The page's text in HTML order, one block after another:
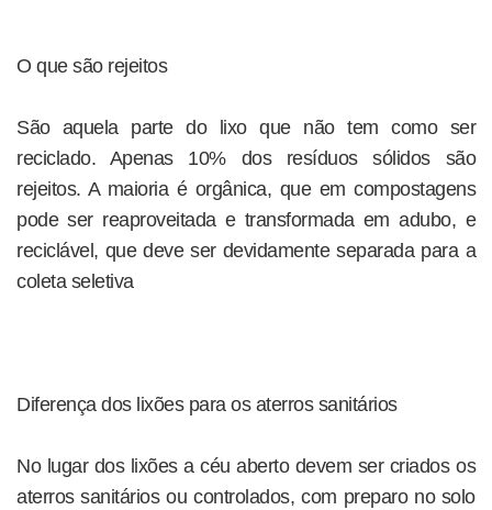
O que são rejeitos
São aquela parte do lixo que não tem como ser
reciclado. Apenas 10% dos resíduos sólidos são
rejeitos. A maioria é orgânica, que em compostagens
pode ser reaproveitada e transformada em adubo, e
reciclável, que deve ser devidamente separada para a
coleta seletiva
Diferença dos lixões para os aterros sanitários
No lugar dos lixões a céu aberto devem ser criados os
aterros sanitários ou controlados, com preparo no solo